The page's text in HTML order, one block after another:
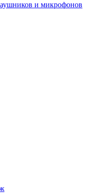
и микрофонов